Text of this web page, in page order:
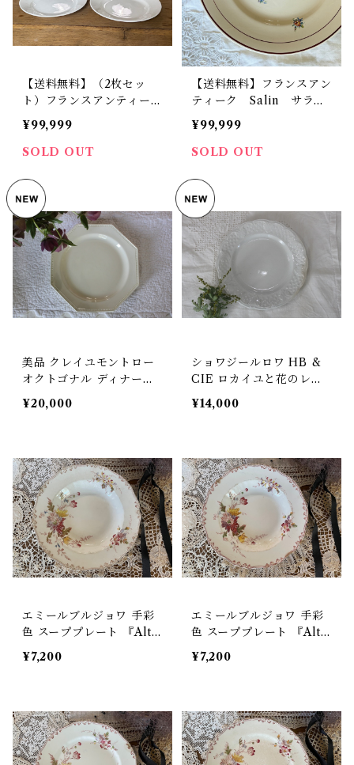
【送料無料】（2枚セッ
ト）フランスアンティー
ク Gien ジアン ホワ
イト プレート【917】
【フランスバイヤーセレク
¥99,999
SOLD OUT
【送料無料】フランスアン
ティーク Salin サラ
ン 小花デザイン デザー
トプレート【913-C】【フ
ランスバイヤーセレクト
¥99,999
SOLD OUT
美品 クレイユモントロー
オクトゴナル ディナープ
レート 平皿 アンティーク
フランス【V-141】
¥20,000
ショワジールロワ HB &
CIE ロカイユと花のレリ
ーフ デザートプレート 平
皿 アンティーク フランス
¥14,000
エミールブルジョワ 手彩
色 スーププレート 『Alth
ea 』 花柄 深皿 アンティ
ーク フランス【V-141】
¥7,200
エミールブルジョワ 手彩
色 スーププレート 『Alth
ea 』 花柄 深皿 アンティ
ーク フランス【V-142】
¥7,200